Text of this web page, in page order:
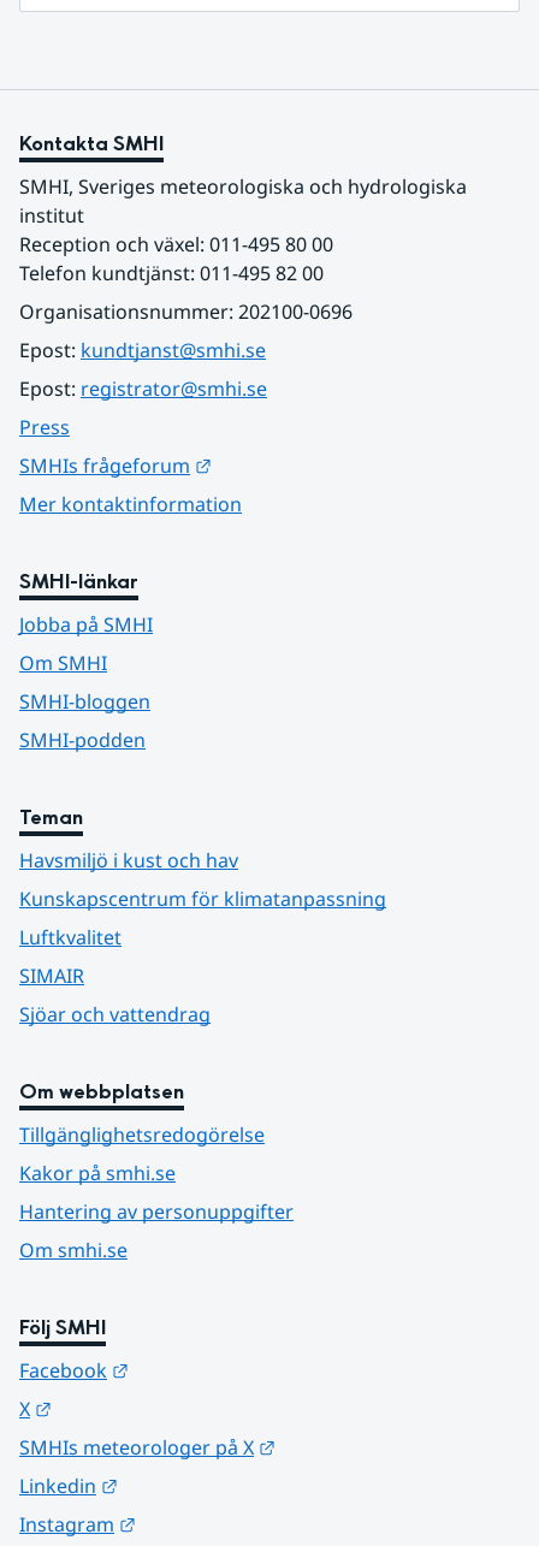
Kontakta SMHI
SMHI, Sveriges meteorologiska och hydrologiska
institut
Reception och växel: 011-495 80 00
Telefon kundtjänst: 011-495 82 00
Organisationsnummer: 202100-0696
Epost: kundtjanst@smhi.se
Epost: registrator@smhi.se
Press
SMHIs frågeforum
Mer kontaktinformation
SMHI-länkar
Jobba på SMHI
Om SMHI
SMHI-bloggen
SMHI-podden
Teman
Havsmiljö i kust och hav
Kunskapscentrum för klimatanpassning
Luftkvalitet
SIMAIR
Sjöar och vattendrag
Om webbplatsen
Tillgänglighetsredogörelse
Kakor på smhi.se
Hantering av personuppgifter
Om smhi.se
Följ SMHI
Facebook
X
SMHIs meteorologer på X
Linkedin
Instagram